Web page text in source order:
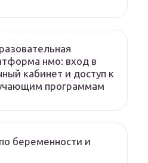
нмо: вход в
кабинет и доступ к
программам
беременности и